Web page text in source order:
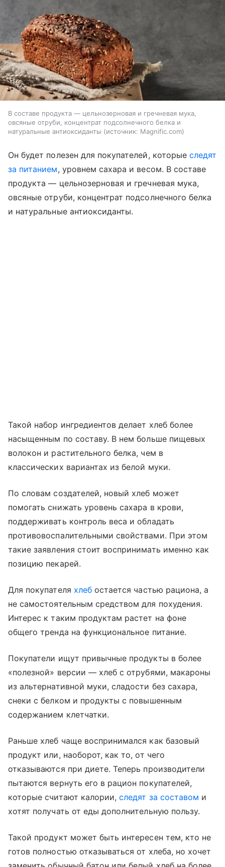
В составе продукта — цельнозерновая и гречневая мука,
овсяные отруби, концентрат подсолнечного белка и
натуральные антиоксиданты
источник: Magnific.com
Он будет полезен для покупателей, которыеследят
за питанием, уровнем сахара и весом. В составе
продукта — цельнозерновая и гречневая мука,
овсяные отруби, концентрат подсолнечного белка
и натуральные антиоксиданты.
Такой набор ингредиентов делает хлеб более
насыщенным по составу. В нем больше пищевых
волокон и растительного белка, чем в
классических вариантах из белой муки.
По словам создателей, новый хлеб может
помогать снижать уровень сахара в крови,
поддерживать контроль веса и обладать
противовоспалительными свойствами. При этом
такие заявления стоит воспринимать именно как
позицию пекарей.
Для покупателя хлебостается частью рациона, а
не самостоятельным средством для похудения.
Интерес к таким продуктам растет на фоне
общего тренда на функциональное питание.
Покупатели ищут привычные продукты в более
«полезной» версии — хлеб с отрубями, макароны
из альтернативной муки, сладости без сахара,
снеки с белком и продукты с повышенным
содержанием клетчатки.
Раньше хлеб чаще воспринимался как базовый
продукт или, наоборот, как то, от чего
отказываются при диете. Теперь производители
пытаются вернуть его в рацион покупателей,
которые считают калории,следят за составом и
хотят получать от еды дополнительную пользу.
Такой продукт может быть интересен тем, кто не
готов полностью отказываться от хлеба, но хочет